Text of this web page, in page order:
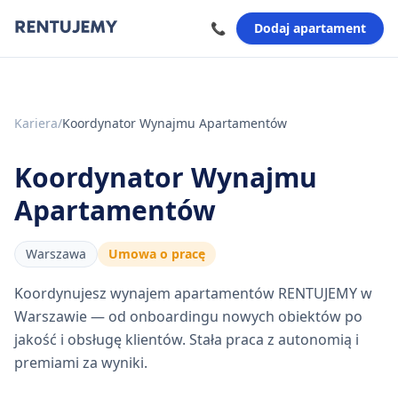
📞 Dodaj apartament
Kariera/Koordynator Wynajmu Apartamentów
Koordynator Wynajmu
Apartamentów
Warszawa Umowa o pracę
Koordynujesz wynajem apartamentów RENTUJEMY w
Warszawie — od onboardingu nowych obiektów po
jakość i obsługę klientów. Stała praca z autonomią i
premiami za wyniki.